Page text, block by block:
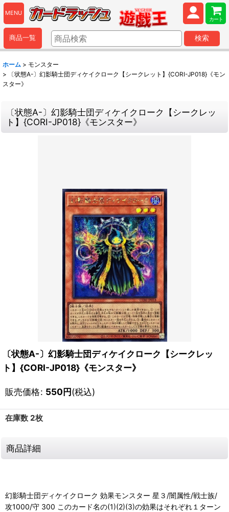
MENU
カート
商品一覧 検索
ホーム > モンスター
>
〔状態A-〕幻影騎士団ディケイクローク【シークレット】{CORI-JP018}《モン
スター》
〔状態A-〕幻影騎士団ディケイクローク【シークレッ
ト】{CORI-JP018}《モンスター》
〔状態A-〕幻影騎士団ディケイクローク【シークレッ
ト】{CORI-JP018}《モンスター》
販売価格: 550円(税込)
在庫数 2枚
商品詳細
幻影騎士団ディケイクローク 効果モンスター 星３/闇属性/戦士族/
攻1000/守 300 このカード名の(1)(2)(3)の効果はそれぞれ１ターン